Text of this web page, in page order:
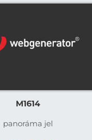
M1614
panoráma jel